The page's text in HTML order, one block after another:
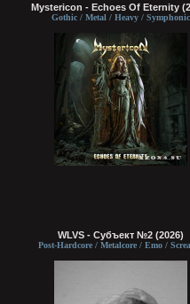
Mystericon - Echoes Of Eternity
Gothic / Metal / Heavy / Symphonic
WLVS - Субъект №2 (2026)
Post-Hardcore / Metalcore / Emo /